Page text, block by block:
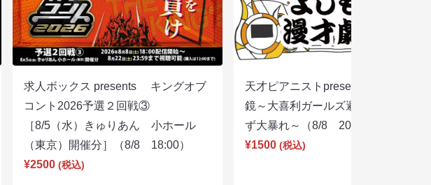
求人ボックス presents キングオブ
コント2026予選２回戦③
［8/5（水）きゅりあん 小ホール
（東京）開催分］（8/8 18:00）
¥2500 (税込)
天才ピアニストpresentsすっぴん眼
鏡～大喜利ガールズ避暑地を目指さ
ず大暴れ～（8/8 20:45）
¥1500 (税込)